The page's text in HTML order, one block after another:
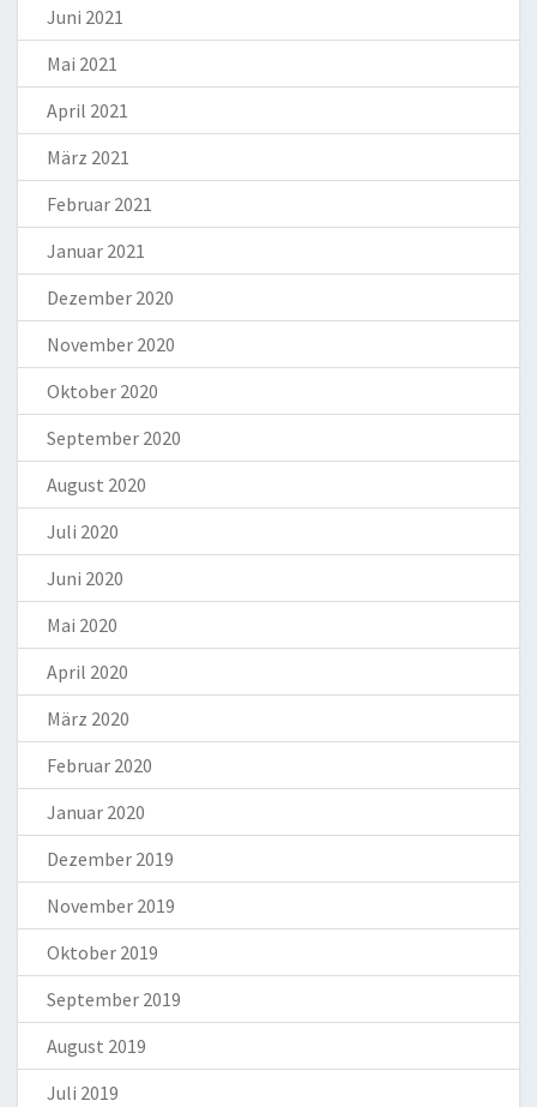
Juni 2021
Mai 2021
April 2021
März 2021
Februar 2021
Januar 2021
Dezember 2020
November 2020
Oktober 2020
September 2020
August 2020
Juli 2020
Juni 2020
Mai 2020
April 2020
März 2020
Februar 2020
Januar 2020
Dezember 2019
November 2019
Oktober 2019
September 2019
August 2019
Juli 2019